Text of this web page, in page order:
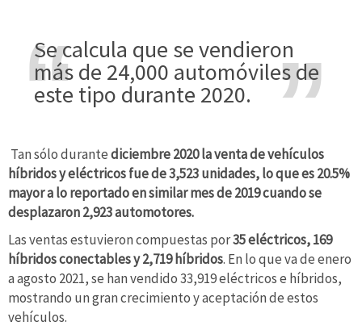
Se calcula que se vendieron
más de 24,000 automóviles de
este tipo durante 2020.
Tan sólo durantediciembre 2020 la venta de vehículos
híbridos y eléctricos fue de 3,523 unidades, lo que es 20.5%
mayor a lo reportado en similar mes de 2019 cuando se
desplazaron 2,923 automotores.
Las ventas estuvieron compuestas por35 eléctricos, 169
híbridos conectables y 2,719 híbridos. En lo que va de enero
a agosto 2021, se han vendido 33,919 eléctricos e híbridos,
mostrando un gran crecimiento y aceptación de estos
vehículos.